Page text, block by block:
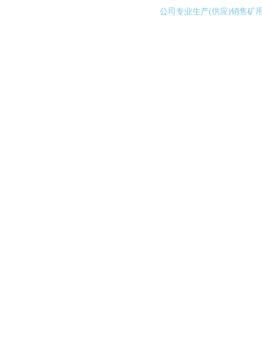
公司专业生产(供应)销售矿